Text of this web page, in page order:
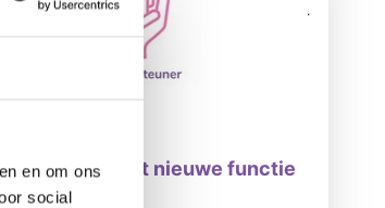
en om ons
social
start pilot met nieuwe functie